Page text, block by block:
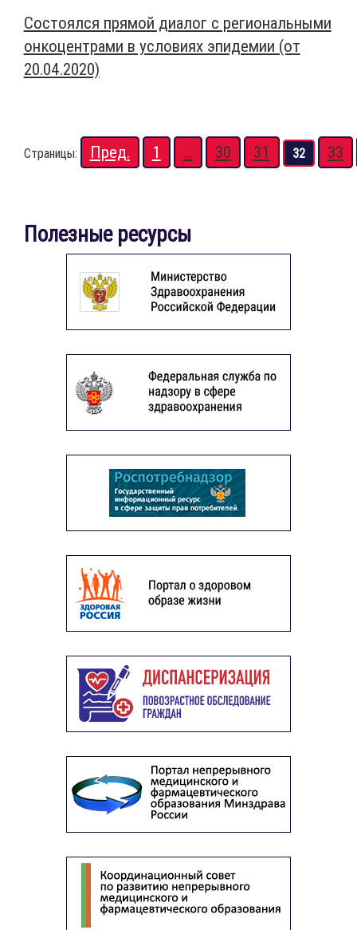
Состоялся прямой диалог с региональными
онкоцентрами в условиях эпидемии (от
20.04.2020)
Страницы: Пред. 1 ... 30 31 32 33
Полезные ресурсы